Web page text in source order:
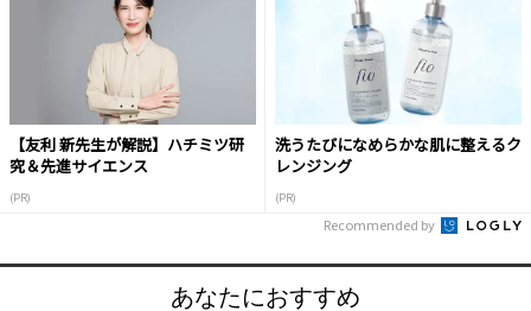
【友利 新先生が解説】ハチミツ研
究＆先進サイエンス
(PR)
洗うたびになめらかな肌に整えるク
レンジング
(PR)
Recommended by
あなたにおすすめ